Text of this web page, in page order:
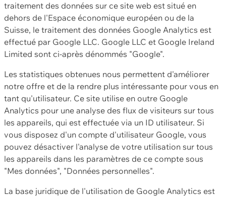
traitement des données sur ce site web est situé en
dehors de l'Espace économique européen ou de la
Suisse, le traitement des données Google Analytics est
effectué par Google LLC. Google LLC et Google Ireland
Limited sont ci-après dénommés "Google".
Les statistiques obtenues nous permettent d'améliorer
notre offre et de la rendre plus intéressante pour vous en
tant qu'utilisateur. Ce site utilise en outre Google
Analytics pour une analyse des flux de visiteurs sur tous
les appareils, qui est effectuée via un ID utilisateur. Si
vous disposez d'un compte d'utilisateur Google, vous
pouvez désactiver l'analyse de votre utilisation sur tous
les appareils dans les paramètres de ce compte sous
"Mes données", "Données personnelles".
La base juridique de l'utilisation de Google Analytics est